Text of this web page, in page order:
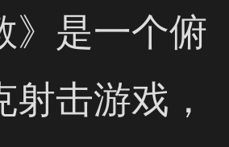
》是一个俯
击游戏，